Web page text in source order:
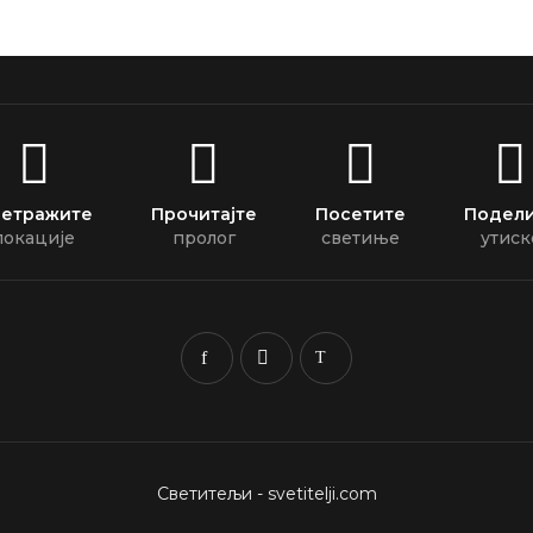
Прочитајте
пролог
Посетите
светиње
Светитељи - svetitelji.com